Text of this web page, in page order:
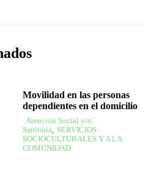
Movilidad en las personas
dependientes en el domicilio
Atención Social y/o
Sanitária
SERVICIOS
SOCIOCULTURALES Y A LA
COMUNIDAD